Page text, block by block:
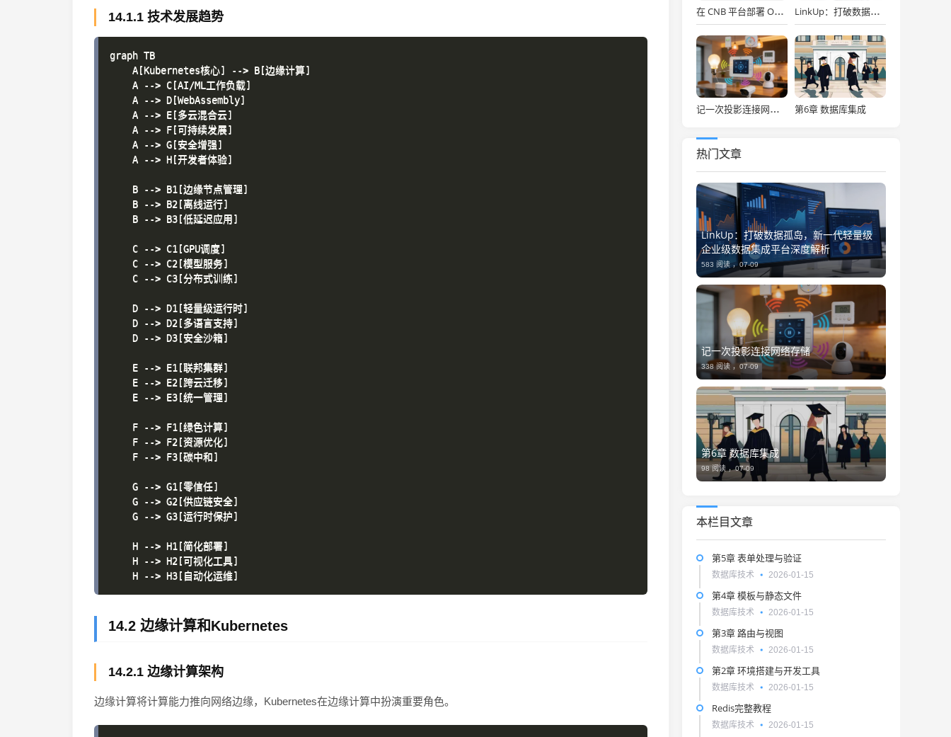
14.1.1 技术发展趋势
graph TB
    A[Kubernetes核心] --> B[边缘计算]
    A --> C[AI/ML工作负载]
    A --> D[WebAssembly]
    A --> E[多云混合云]
    A --> F[可持续发展]
    A --> G[安全增强]
    A --> H[开发者体验]
    B --> B1[边缘节点管理]
    B --> B2[离线运行]
    B --> B3[低延迟应用]
    C --> C1[GPU调度]
    C --> C2[模型服务]
    C --> C3[分布式训练]
    D --> D1[轻量级运行时]
    D --> D2[多语言支持]
    D --> D3[安全沙箱]
    E --> E1[联邦集群]
    E --> E2[跨云迁移]
    E --> E3[统一管理]
    F --> F1[绿色计算]
    F --> F2[资源优化]
    F --> F3[碳中和]
    G --> G1[零信任]
    G --> G2[供应链安全]
    G --> G3[运行时保护]
    H --> H1[简化部署]
    H --> H2[可视化工具]
14.2 边缘计算和Kubernetes
14.2.1 边缘计算架构
边缘计算将计算能力推向网络边缘，Kubernetes在边缘计算中扮演重要角色。
在 CNB 平台部署 OpenClaw，API Key 免费用，30秒搞定！ LinkUp：打破数据孤岛，新一代轻量级企业级数据集成平台深度解析
记一次投影连接网络存储 第6章 数据库集成
热门文章
LinkUp：打破数据孤岛，新一代轻量级
企业级数据集成平台深度解析
583 阅读 ，07-09
记一次投影连接网络存储
338 阅读 ，07-09
第6章 数据库集成
98 阅读 ，07-09
本栏目文章
第5章 表单处理与验证
数据库技术 2026-01-15
第4章 模板与静态文件
数据库技术 2026-01-15
第3章 路由与视图
数据库技术 2026-01-15
第2章 环境搭建与开发工具
数据库技术 2026-01-15
Redis完整教程
数据库技术 2026-01-15